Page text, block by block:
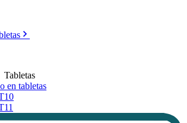
Tabletas
en tabletas